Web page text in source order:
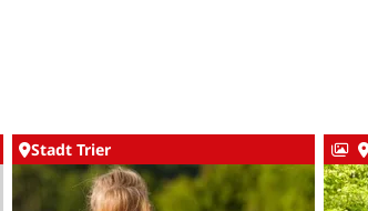
Stadt Trier